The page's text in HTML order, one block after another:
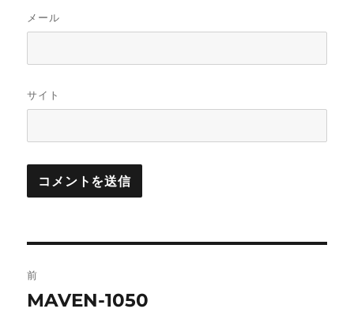
メール
サイト
稿
前
前
MAVEN-1050